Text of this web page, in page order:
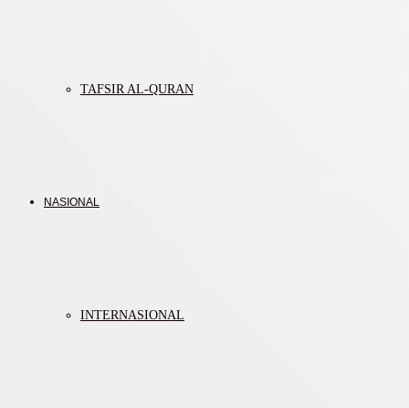
TAFSIR AL-QURAN
NASIONAL
INTERNASIONAL